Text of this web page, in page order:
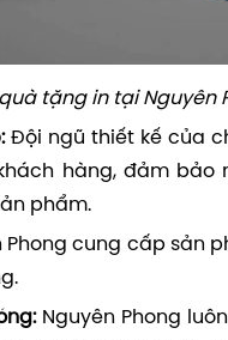
tặng in tại Nguyên
Đội ngũ thiết kế của
hàng, đảm bảo
phẩm.
Phong cung cấp sản
Nguyên Phong